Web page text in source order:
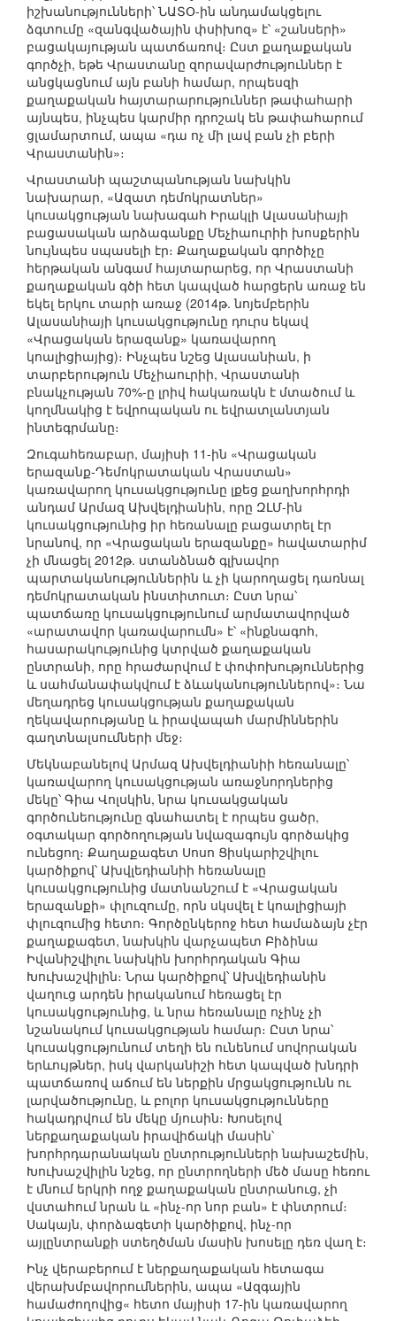
իշխանությունների՝ ՆԱՏՕ-ին անդամակցելու
ձգտումը «զանգվածային փսիխոզ» է՝ «շանսերի»
բացակայության պատճառով։ Ըստ քաղաքական
գործչի, եթե Վրաստանը զորավարժություններ է
անցկացնում այն բանի համար, որպեսզի
քաղաքական հայտարարություններ թափահարի
այնպես, ինչպես կարմիր դրոշակ են թափահարում
ցլամարտում, ապա «դա ոչ մի լավ բան չի բերի
Վրաստանին»։
Վրաստանի պաշտպանության նախկին
նախարար, «Ազատ դեմոկրատներ»
կուսակցության նախագահ Իրակլի Ալասանիայի
բացասական արձագանքը Մեչիաուրիի խոսքերին
նույնպես սպասելի էր։ Քաղաքական գործիչը
հերթական անգամ հայտարարեց, որ Վրաստանի
քաղաքական գծի հետ կապված հարցերն առաջ են
եկել երկու տարի առաջ (2014թ. նոյեմբերին
Ալասանիայի կուսակցությունը դուրս եկավ
«Վրացական երազանք» կառավարող
կոալիցիայից)։ Ինչպես նշեց Ալասանիան, ի
տարբերություն Մեչիաուրիի, Վրաստանի
բնակչության 70%-ը լրիվ հակառակն է մտածում և
կողմնակից է եվրոպական ու եվրատլանտյան
ինտեգրմանը։
Զուգահեռաբար, մայիսի 11-ին «Վրացական
երազանք-Դեմոկրատական Վրաստան»
կառավարող կուսակցությունը լքեց քաղխորհրդի
անդամ Արմազ Ախվելդիանին, որը ԶԼՄ-ին
կուսակցությունից իր հեռանալը բացատրել էր
նրանով, որ «Վրացական երազանքը» հավատարիմ
չի մնացել 2012թ. ստանձնած գլխավոր
պարտականություններին և չի կարողացել դառնալ
դեմոկրատական ինստիտուտ։ Ըստ նրա՝
պատճառը կուսակցությունում արմատավորված
«արատավոր կառավարումն» է՝ «ինքնագոհ,
հասարակությունից կտրված քաղաքական
ընտրանի, որը հրաժարվում է փոփոխություններից
և սահմանափակվում է ձևականություններով»։ Նա
մեղադրեց կուսակցության քաղաքական
ղեկավարությանը և իրավապահ մարմիններին
գաղտնալսումների մեջ։
Մեկնաբանելով Արմազ Ախվելդիանիի հեռանալը՝
կառավարող կուսակցության առաջնորդներից
մեկը՝ Գիա Վոլսկին, նրա կուսակցական
գործունեությունը գնահատել է որպես ցածր,
օգտակար գործողության նվազագույն գործակից
ունեցող։ Քաղաքագետ Սոսո Ցիսկարիշվիլու
կարծիքով՝ Ախվլեդիանիի հեռանալը
կուսակցությունից մատնանշում է «Վրացական
երազանքի» փլուզումը, որն սկսվել է կոալիցիայի
փլուզումից հետո։ Գործընկերոջ հետ համաձայն չէր
քաղաքագետ, նախկին վարչապետ Բիձինա
Իվանիշվիլու նախկին խորհրդական Գիա
Խուխաշվիլին։ Նրա կարծիքով՝ Ախվլեդիանին
վաղուց արդեն իրականում հեռացել էր
կուսակցությունից, և նրա հեռանալը ոչինչ չի
նշանակում կուսակցության համար։ Ըստ նրա՝
կուսակցությունում տեղի են ունենում սովորական
երևույթներ, իսկ վարկանիշի հետ կապված խնդրի
պատճառով աճում են ներքին մրցակցությունն ու
լարվածությունը, և բոլոր կուսակցությունները
հակադրվում են մեկը մյուսին։ Խոսելով
ներքաղաքական իրավիճակի մասին՝
խորհրդարանական ընտրությունների նախաշեմին,
Խուխաշվիլին նշեց, որ ընտրողների մեծ մասը հեռու
է մնում երկրի ողջ քաղաքական ընտրանուց, չի
վստահում նրան և «ինչ-որ նոր բան» է փնտրում։
Սակայն, փորձագետի կարծիքով, ինչ-որ
այլընտրանքի ստեղծման մասին խոսելը դեռ վաղ է։
Ինչ վերաբերում է ներքաղաքական հետագա
վերախմբավորումներին, ապա «Ազգային
համաժողովից« հետո մայիսի 17-ին կառավարող